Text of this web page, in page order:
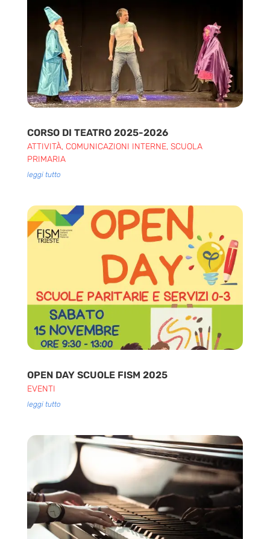
CORSO DI TEATRO 2025-2026
ATTIVITÀ, COMUNICAZIONI INTERNE, SCUOLA
PRIMARIA
leggi tutto
OPEN DAY SCUOLE FISM 2025
EVENTI
leggi tutto